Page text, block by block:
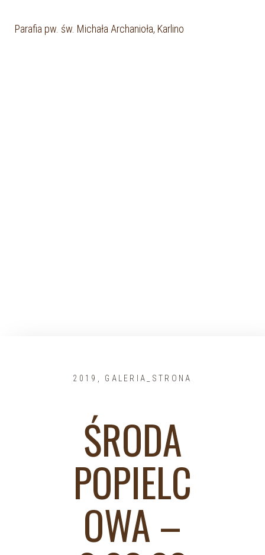
Parafia pw. św. Michała Archanioła, Karlino
2019 GALERIA_STRONA
ŚRODA
POPIELC
OWA –